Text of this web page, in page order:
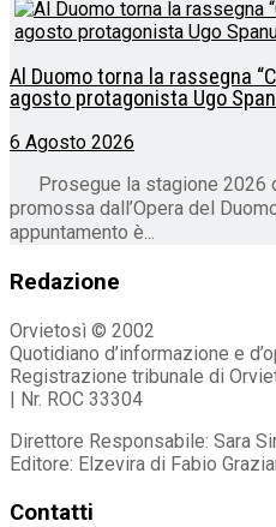
Al Duomo torna la rassegna
agosto protagonista Ugo
6 Agosto 2026
Prosegue la stagione 2026
promossa dall’Opera del
appuntamento è...
Redazione
Orvietosì © 2002
Quotidiano d’informazione e
Registrazione tribunale di
| Nr. ROC 33304
Direttore Responsabile: Sara
Editore: Elzevira di Fabio
Contatti